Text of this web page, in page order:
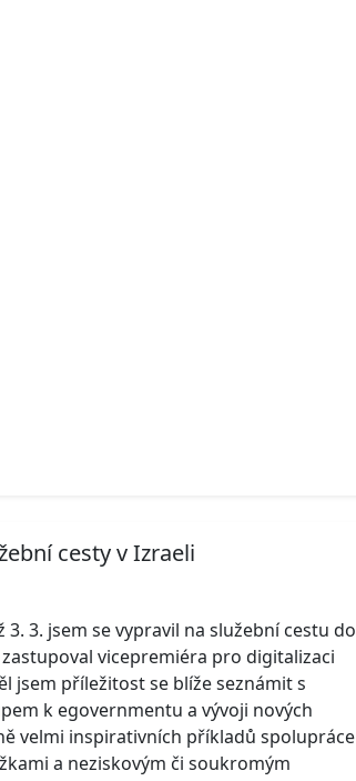
cesty v Izraeli
3. 3. jsem se vypravil na služební cestu do
vicepremiéra pro digitalizaci
jsem příležitost se blíže seznámit s
k egovernmentu a vývoji nových
velmi inspirativních příkladů spolupráce
a neziskovým či soukromým